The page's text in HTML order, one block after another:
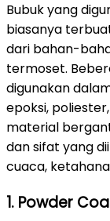
Bubuk yang
biasanya
dari bahan-
termoset.
digunakan
epoksi,
material
dan sifat yang
cuaca,
1. Powder